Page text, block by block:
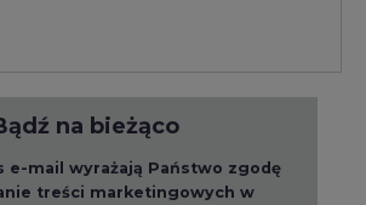
na bieżąco
e-mail wyrażają Państwo zgodę
treści marketingowych w